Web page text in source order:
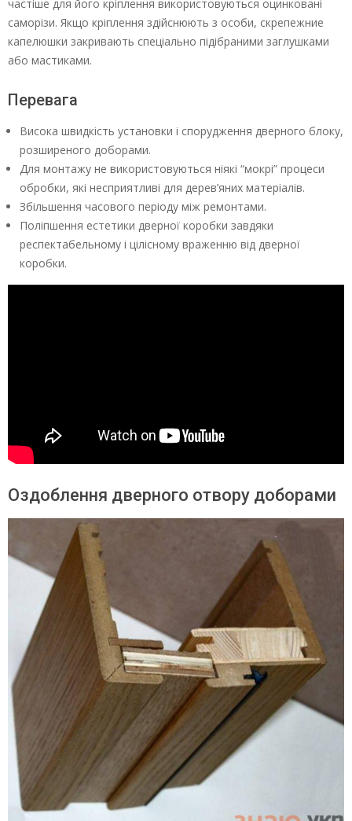
частіше для його кріплення використовуються оцинковані
саморізи. Якщо кріплення здійснюють з особи, скрепежние
капелюшки закривають спеціально підібраними заглушками
або мастиками.
Перевага
Висока швидкість установки і спорудження дверного блоку,
розширеного доборами.
Для монтажу не використовуються ніякі “мокрі” процеси
обробки, які несприятливі для дерев’яних матеріалів.
Збільшення часового періоду між ремонтами.
Поліпшення естетики дверної коробки завдяки
респектабельному і цілісному враженню від дверної
коробки.
Оздоблення дверного отвору доборами